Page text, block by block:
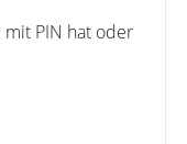
PIN hat oder